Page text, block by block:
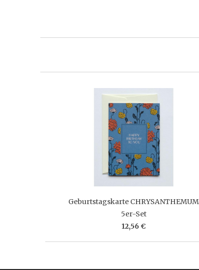
Geburtstagskarte CHRYSANTHEMUM
5er-Set
12,56 €